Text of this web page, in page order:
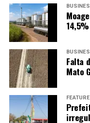
Aumentar
Falta
Mato